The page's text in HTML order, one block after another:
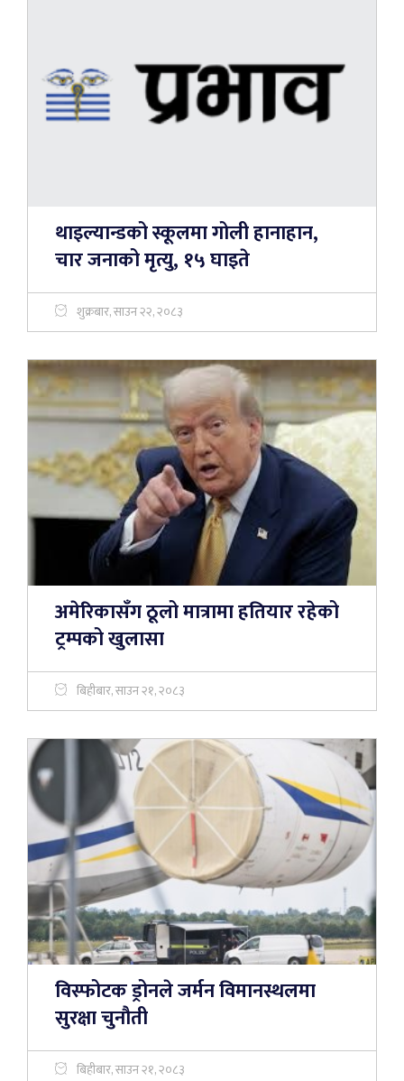
थाइल्यान्डको स्कूलमा गोली हानाहान,
चार जनाको मृत्यु, १५ घाइते
शुक्रबार, साउन २२, २०८३
अमेरिकासँग ठूलो मात्रामा हतियार रहेको
ट्रम्पको खुलासा
बिहीबार, साउन २१, २०८३
विस्फोटक ड्रोनले जर्मन विमानस्थलमा
सुरक्षा चुनौती
बिहीबार, साउन २१, २०८३